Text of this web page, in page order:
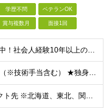
学歴不問 ベテランOK
賞与複数月 面接1回
≪20代～50代が活躍中！社会人経験10年以上の方も歓迎≫ ◆学歴不問 ◆未経験・ブランクOK ≫モノづくりに関する何らかの経験をお持ちの方は優遇します！ ～こんな方が活躍できます！～ ◎専門的な
★賞与実績3.5ヶ月分（※技術手当含む） ★独身寮│寮費手当│引っ越し手当あり ★月給26万円も可能！ 【実務経験者】※前職の給与、経験、スキルをもとに決定 ・月給21万円～60万円＋時間外手当全
各エリアのプロジェクト先 ※北海道、東北、関東、北信越、東海、関西、四国、中国、九州の各エリアから希望勤務地をお聞かせください。 ※転勤を伴わない エリア限定採用枠あり。U・Iターンも歓迎です！ ※プ